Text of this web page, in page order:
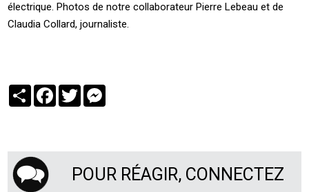
électrique. Photos de notre collaborateur Pierre Lebeau et de
Claudia Collard, journaliste.
PartagerFacebook
Twitter
POUR RÉAGIR, CONNECTEZ